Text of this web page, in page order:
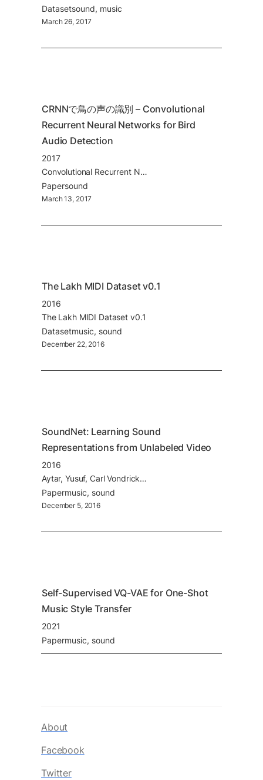
Datasetsound music
March 26, 2017
CRNNで鳥の声の識別 – Convolutional
Recurrent Neural Networks for Bird
Audio Detection
2017
Convolutional Recurrent Neural Networks for Bird Audio Detection
Papersound
March 13, 2017
The Lakh MIDI Dataset v0.1
2016
The Lakh MIDI Dataset v0.1
Datasetmusic sound
December 22, 2016
SoundNet: Learning Sound
Representations from Unlabeled Video
2016
Aytar, Yusuf, Carl Vondrick, and Antonio Torralba, "Soundnet: Learning sound representations from unlabeled video.", Advances in neural information processing systems 29, pp892-900 (2016)
Papermusic sound
December 5, 2016
Self-Supervised VQ-VAE for One-Shot
Music Style Transfer
2021
Papermusic sound
About
Facebook
Twitter